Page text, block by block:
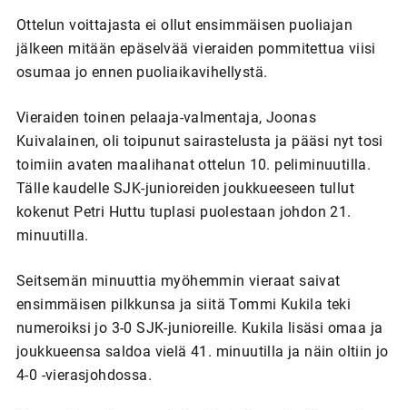
Ottelun voittajasta ei ollut ensimmäisen puoliajan
jälkeen mitään epäselvää vieraiden pommitettua viisi
osumaa jo ennen puoliaikavihellystä.
Vieraiden toinen pelaaja-valmentaja, Joonas
Kuivalainen, oli toipunut sairastelusta ja pääsi nyt tosi
toimiin avaten maalihanat ottelun 10. peliminuutilla.
Tälle kaudelle SJK-junioreiden joukkueeseen tullut
kokenut Petri Huttu tuplasi puolestaan johdon 21.
minuutilla.
Seitsemän minuuttia myöhemmin vieraat saivat
ensimmäisen pilkkunsa ja siitä Tommi Kukila teki
numeroiksi jo 3-0 SJK-junioreille. Kukila lisäsi omaa ja
joukkueensa saldoa vielä 41. minuutilla ja näin oltiin jo
4-0 -vierasjohdossa.